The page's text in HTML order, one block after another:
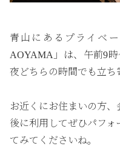
青山にあるプライベー
AOYAMA」は、午前9時
夜どちらの時間でも立ち
お近くにお住まいの方
後に利用してぜひパフ
てみてくださいね。